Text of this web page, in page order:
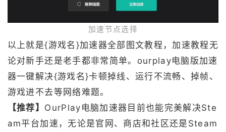
加速节点选择
以上就是{游戏名}加速器全部图文教程，加速教程无
论对新手还是老手都非常简单。ourplay电脑版加速
器一键解决{游戏名}卡顿掉线、运行不流畅、掉帧、
游戏进不去等网络难题。
【推荐】 OurPlay电脑加速器目前也能完美解决Ste
am平台加速，无论是官网、商店和社区还是Steam